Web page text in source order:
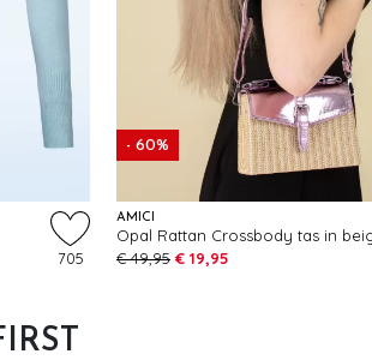
705
- 60%
AMICI
€ 49,95 € 19,95